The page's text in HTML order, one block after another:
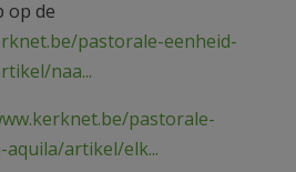
op de
pastorale-eenheid-
naa...
pastorale-
artikel/elk...